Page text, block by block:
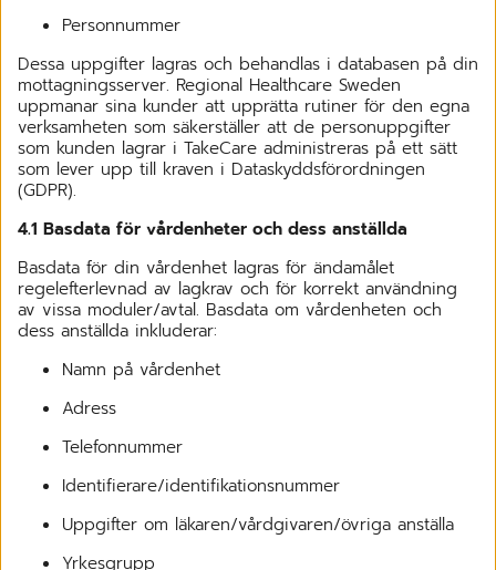
Personnummer
Dessa uppgifter lagras och behandlas i databasen på din
mottagningsserver. Regional Healthcare Sweden
uppmanar sina kunder att upprätta rutiner för den egna
verksamheten som säkerställer att de personuppgifter
som kunden lagrar i TakeCare administreras på ett sätt
som lever upp till kraven i Dataskyddsförordningen
(GDPR).
4.1 Basdata för vårdenheter och dess anställda
Basdata för din vårdenhet lagras för ändamålet
regelefterlevnad av lagkrav och för korrekt användning
av vissa moduler/avtal. Basdata om vårdenheten och
dess anställda inkluderar:
Namn på vårdenhet
Adress
Telefonnummer
Identifierare/identifikationsnummer
Uppgifter om läkaren/vårdgivaren/övriga anställa
Yrkesgrupp